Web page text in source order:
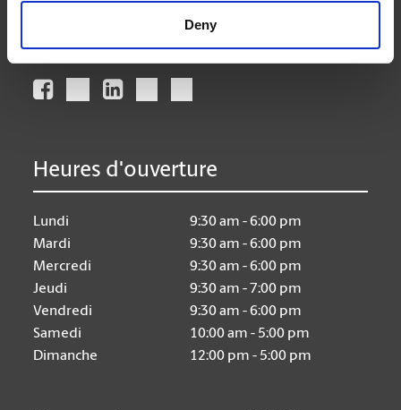
Deny
Heures d'ouverture
Lundi
9:30 am - 6:00 pm
Mardi
9:30 am - 6:00 pm
Mercredi
9:30 am - 6:00 pm
Jeudi
9:30 am - 7:00 pm
Vendredi
9:30 am - 6:00 pm
Samedi
10:00 am - 5:00 pm
Dimanche
12:00 pm - 5:00 pm